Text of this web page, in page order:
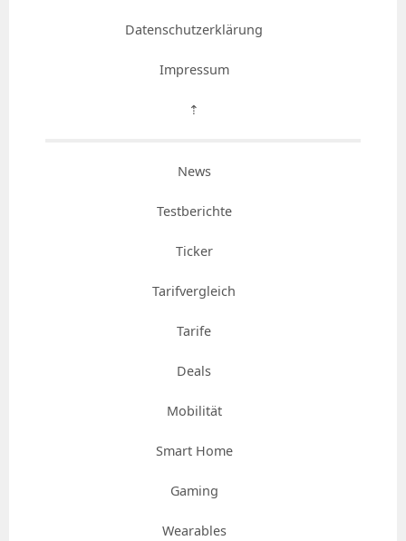
Datenschutzerklärung
Impressum
⇡
News
Testberichte
Ticker
Tarifvergleich
Tarife
Deals
Mobilität
Smart Home
Gaming
Wearables